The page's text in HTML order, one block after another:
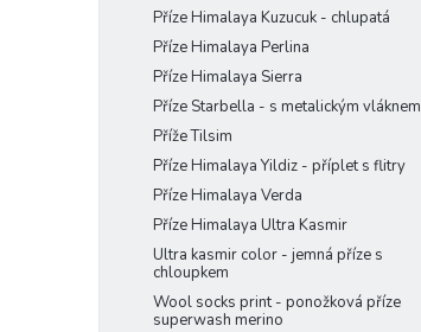
Příze Himalaya Kuzucuk - chlupatá
Příze Himalaya Perlina
Příze Himalaya Sierra
Příze Starbella - s metalickým vláknem
Příže Tilsim
Příze Himalaya Yildiz - příplet s flitry
Příze Himalaya Verda
Příze Himalaya Ultra Kasmir
Ultra kasmir color - jemná příze s
chloupkem
Wool socks print - ponožková příze
superwash merino